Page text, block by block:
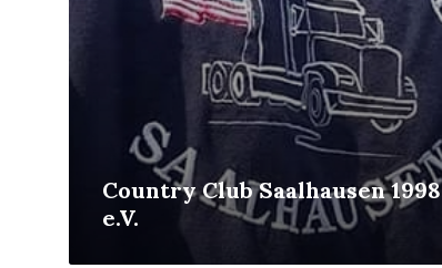
Country Club Saalhausen 1998
e.V.